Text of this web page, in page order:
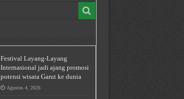
Festival Layang-Layang
Internasional jadi ajang promosi
potensi wisata Garut ke dunia
Agustus 4, 2026